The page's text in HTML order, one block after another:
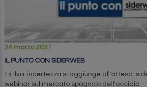
24 marzo 2021
IL PUNTO CON SIDERWEB
Ex Ilva: incertezza si aggiunge all'attesa.
webinar sul mercato spagnolo dell'acciaio